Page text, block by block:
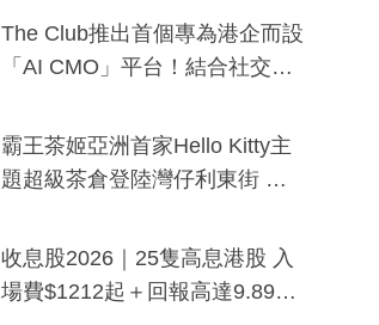
The Club推出首個專為港企而設
「AI CMO」平台！結合社交聆
分鐘生成「貼地」宣傳短片
霸王茶姬亞洲首家Hello Kitty主
題超級茶倉登陸灣仔利東街 推
y及香港限定特調系列
收息股2026｜25隻高息港股 入
場費$1212起＋回報高達9.89